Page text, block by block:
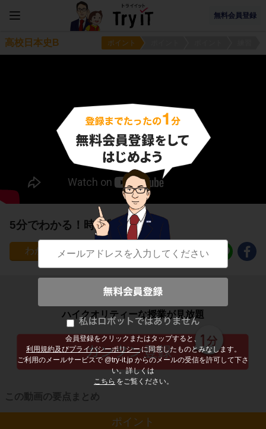
無料会員登録
会員登録をクリックまたはタップすると、
利用規約及びプライバシーポリシー に同意したものとみなします。
ご利用のメールサービスで @try-it.jp からのメールの受信を許可して下さ
い。詳しくは
こちら をご覧ください。
高校日本史B ポイント
5分でわかる！時請制度
89
子どもの勉強から大人の学び直しまで
ハイクオリティーな授業が見放題
この動画の要点まとめ
ポイント